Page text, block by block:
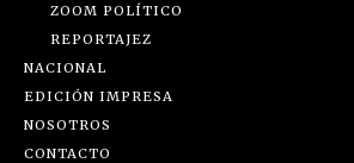
ZOOM POLÍTICO
REPORTAJEZ
NACIONAL
EDICIÓN IMPRESA
NOSOTROS
CONTACTO